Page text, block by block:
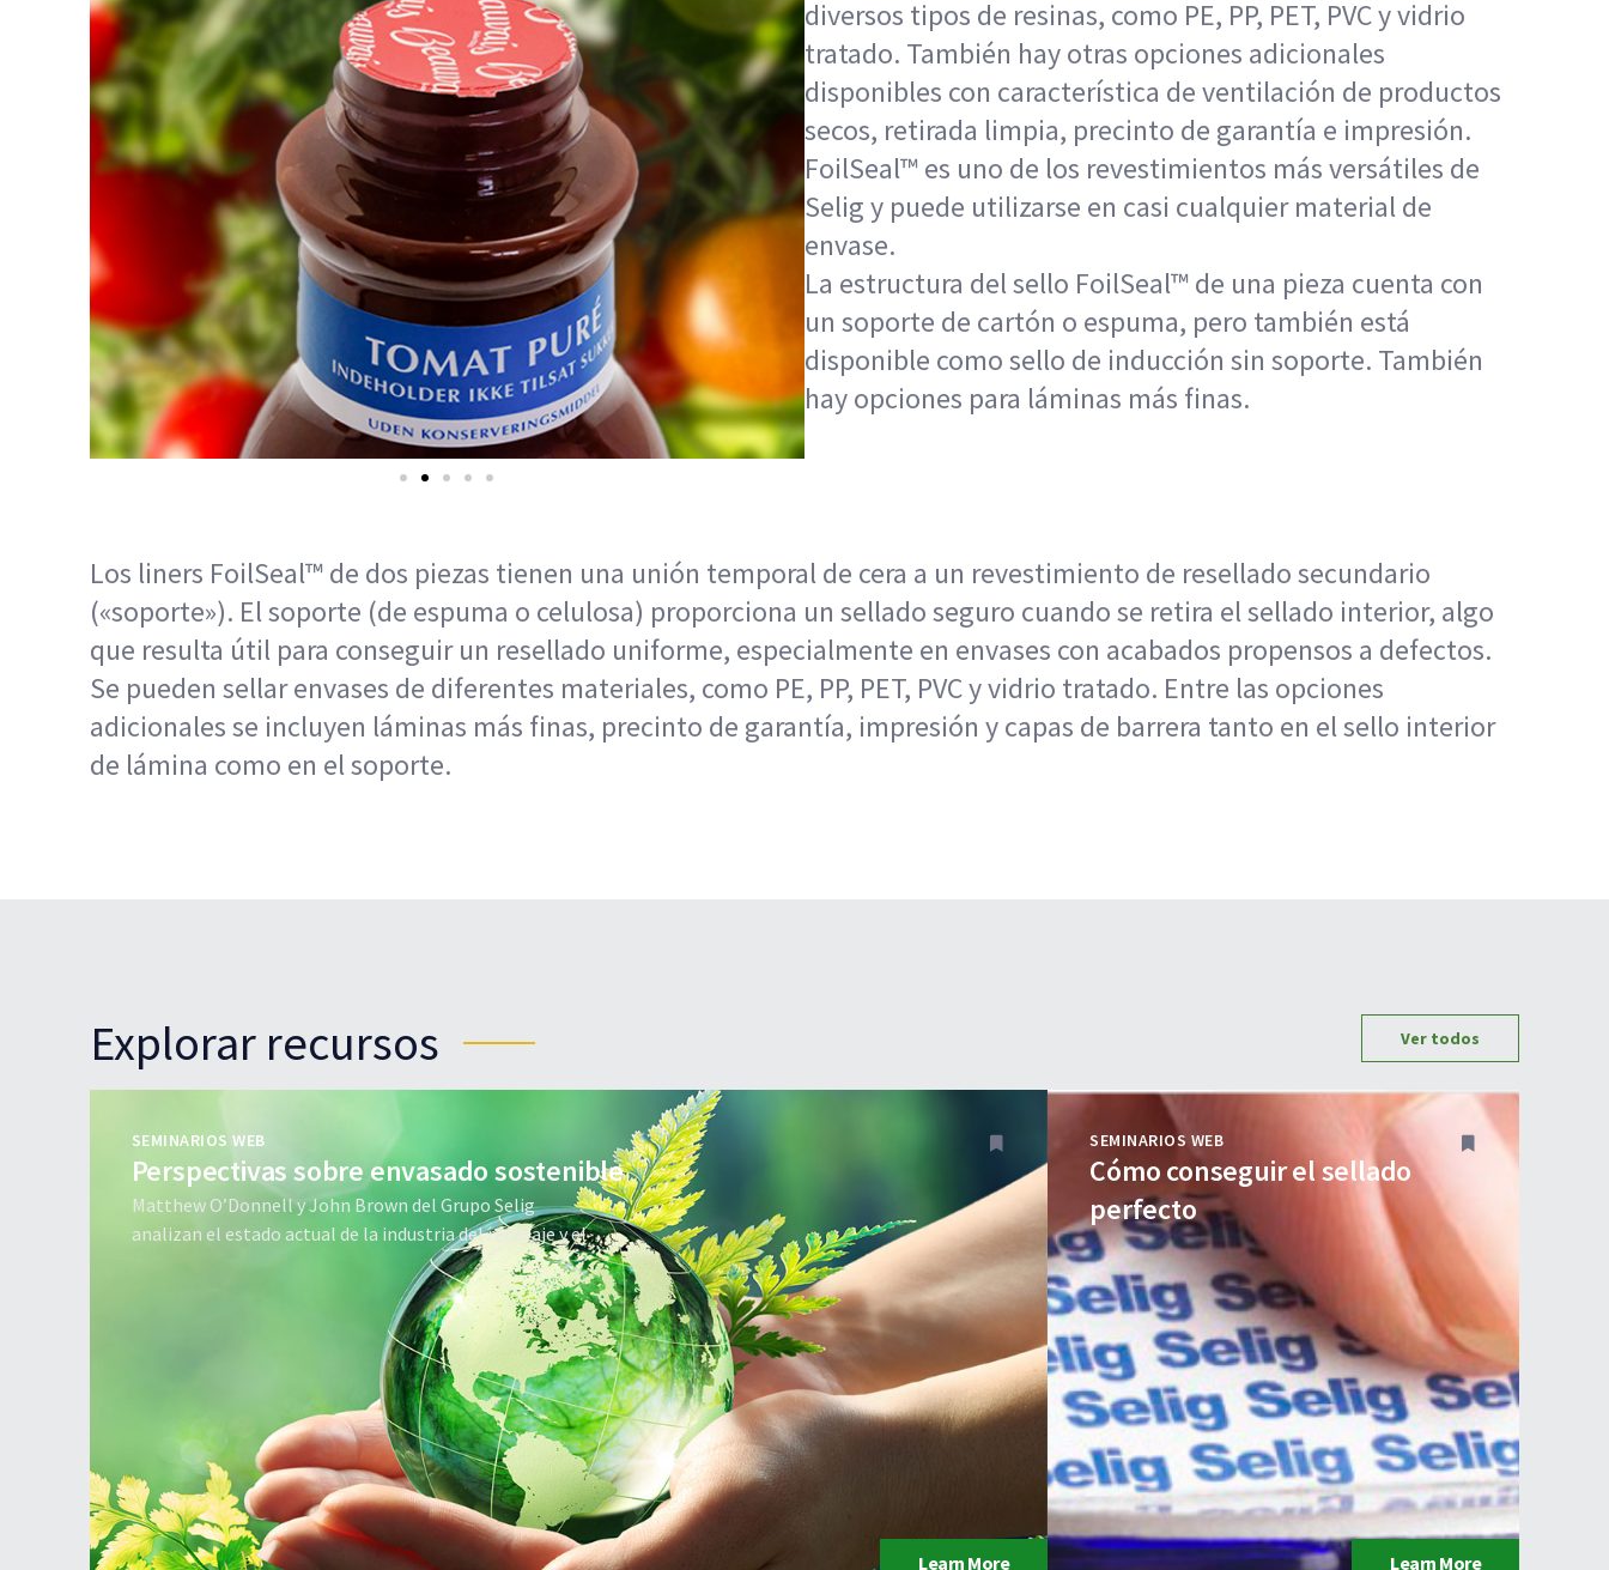
diversos tipos de resinas, como PE, PP, PET, PVC y vidrio
tratado. También hay otras opciones adicionales
disponibles con característica de ventilación de productos
secos, retirada limpia, precinto de garantía e impresión.
FoilSeal™ es uno de los revestimientos más versátiles de
Selig y puede utilizarse en casi cualquier material de
envase.
La estructura del sello FoilSeal™ de una pieza cuenta con
un soporte de cartón o espuma, pero también está
disponible como sello de inducción sin soporte. También
hay opciones para láminas más finas.
Los liners FoilSeal™ de dos piezas tienen una unión temporal de cera a un revestimiento de resellado secundario
(«soporte»). El soporte (de espuma o celulosa) proporciona un sellado seguro cuando se retira el sellado interior, algo
que resulta útil para conseguir un resellado uniforme, especialmente en envases con acabados propensos a defectos.
Se pueden sellar envases de diferentes materiales, como PE, PP, PET, PVC y vidrio tratado. Entre las opciones
adicionales se incluyen láminas más finas, precinto de garantía, impresión y capas de barrera tanto en el sello interior
de lámina como en el soporte.
Explorar recursos Ver todos
SEMINARIOS WEB
Perspectivas sobre envasado sostenible
Matthew O’Donnell y John Brown del Grupo Selig
analizan el estado actual de la industria del reciclaje y el
Learn More
SEMINARIOS WEB
Cómo conseguir el sellado
perfecto
Learn More